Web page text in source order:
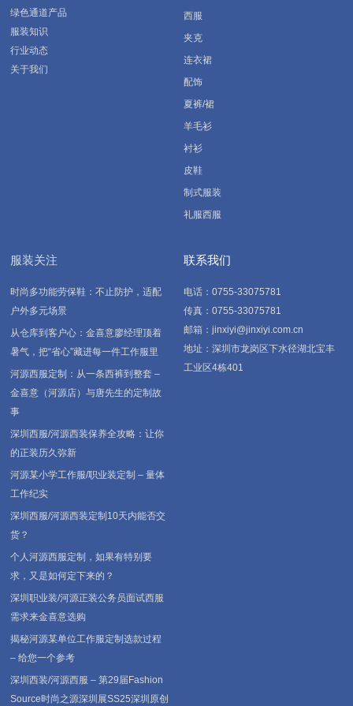
绿色通道产品
服装知识
行业动态
关于我们
西服
夹克
连衣裙
配饰
夏裤/裙
羊毛衫
衬衫
皮鞋
制式服装
礼服西服
服装关注
时尚多功能劳保鞋：不止防护，适配
户外多元场景
从仓库到客户心：金喜意廖经理顶着
暑气，把“省心”藏进每一件工作服里
河源西服定制：从一条西裤到整套 –
金喜意（河源店）与唐先生的定制故
事
深圳西服/河源西装保养全攻略：让你
的正装历久弥新
河源某小学工作服/职业装定制 – 量体
工作纪实
深圳西服/河源西装定制10天内能否交
货？
个人河源西服定制，如果有特别要
求，又是如何定下来的？
深圳职业装/河源正装公务员面试西服
需求来金喜意选购
揭秘河源某单位工作服定制选款过程
– 给您一个参考
深圳西装/河源西服 – 第29届Fashion
Source时尚之源深圳展SS25深圳原创
联系我们
电话：0755-33075781
传真：0755-33075781
邮箱：jinxiyi@jinxiyi.com.cn
地址：深圳市龙岗区下水径湖北宝丰
工业区4栋401